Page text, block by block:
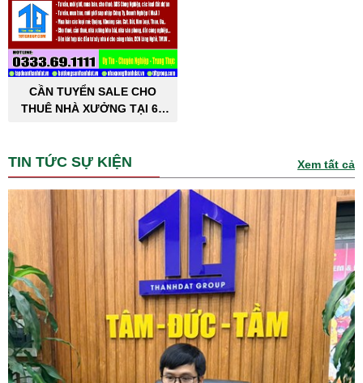
CẦN TUYỂN SALE CHO
THUÊ NHÀ XƯỞNG TẠI 63
TIN TỨC SỰ KIỆN Xem tất cả